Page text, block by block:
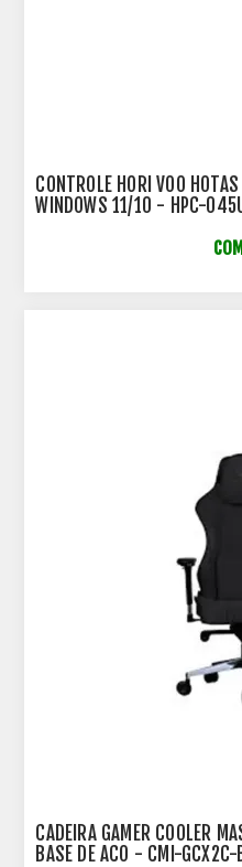
CONTROLE HORI VOO
WINDOWS 11/10 - HPC-
CADEIRA GAMER COOLER
BASE DE ACO - CMI-GCX2C-